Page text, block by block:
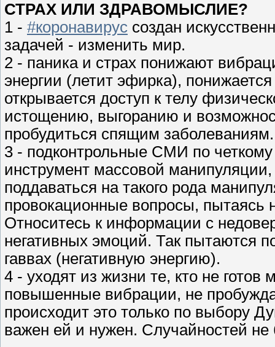
СТРАХ ИЛИ ЗДРАВОМЫСЛИЕ?
1 - #коронавирус создан
задачей - изменить мир.
2 - паника и страх понижают
энергии (летит эфирка),
открывается доступ к телу
истощению, выгоранию и
пробудиться спящим заболеваниям.
3 - подконтрольные СМИ по
инструмент массовой
поддаваться на такого рода
провокационные вопросы, пытаясь
Относитесь к информации с
негативных эмоций. Так пытаются
гаввах (негативную энергию).
4 - уходят из жизни те, кто не готов
повышенные вибрации, не
происходит это только по выбору
важен ей и нужен. Случайностей не